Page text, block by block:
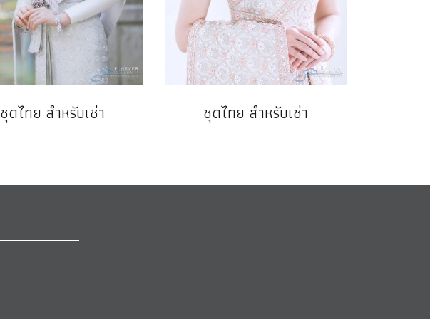
ชุดไทย สำหรับเช่า ชุดไทย สำหรับเช่า